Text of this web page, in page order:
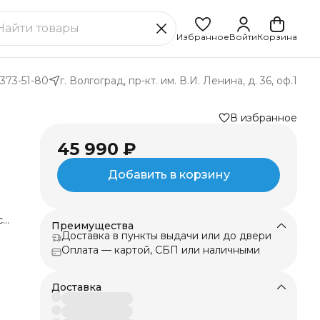
ИзбранноеВойтиКорзина
51-80 г. Волгоград, пр-кт. им. В.И. Ленина, д. 36, оф.1
В избранное
45 990 ₽
Добавить в корзину
Преимущества
Доставка в пункты выдачи или до двери
Оплата — картой, СБП или наличными
Доставка